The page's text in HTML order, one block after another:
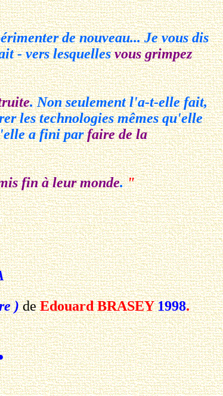
de nouveau... Je vous dis
- vers lesquellesvous grimpez
. Non seulement l'a-t-elle fait,
les technologies mêmes qu'elle
a fini parfaire de la
fin à leur monde."
)deEdouard BRASEY1998.